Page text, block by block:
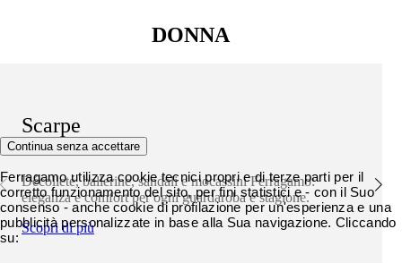
DONNA
Scarpe
Décolleté, ballerine, sandali e mocassini Ferragamo:
eleganza e comfort per ogni guardaroba e stagione.
Scopri di più
Continua senza accettare
Ferragamo utilizza cookie tecnici propri e di terze parti per il
corretto funzionamento del sito, per fini statistici e - con il Suo
consenso - anche cookie di profilazione per un'esperienza e una
pubblicità personalizzate in base alla Sua navigazione. Cliccando
su: